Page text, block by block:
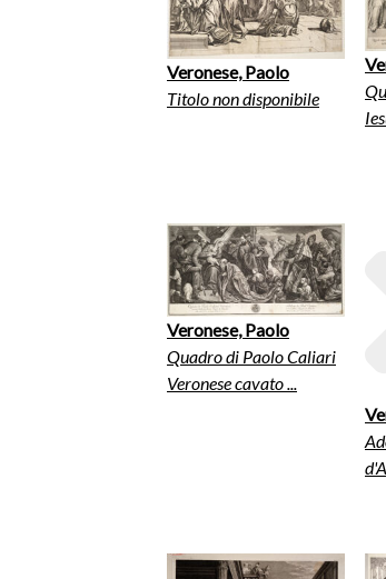
Veronese, Paolo
Titolo non disponibile
Veronese, Paolo
Quadro di Paolo Caliari
Veronese cavato ...